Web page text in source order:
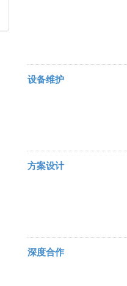
设备维护
方案设计
深度合作